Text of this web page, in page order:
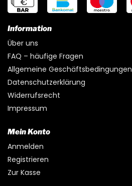
Information
Über uns
FAQ – häufige Fragen
Allgemeine Geschäftsbedingungen
Datenschutzerklärung
Widerrufsrecht
Impressum
Mein Konto
Anmelden
Registrieren
Zur Kasse